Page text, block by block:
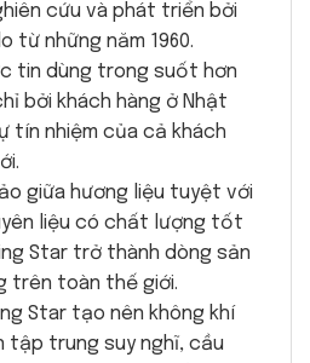
cứu và phát triển bởi
từ những năm 1960.
tin dùng trong suốt hơn
bởi khách hàng ở Nhật
tín nhiệm của cả khách
giữa hương liệu tuyệt với
liệu có chất lượng tốt
Star trở thành dòng sản
trên toàn thế giới.
Star tạo nên không khí
tập trung suy nghĩ, cầu